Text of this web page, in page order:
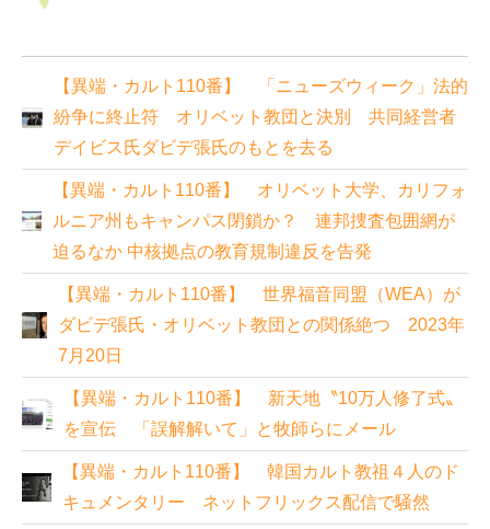
【異端・カルト110番】 「ニューズウィーク」法的
紛争に終止符 オリベット教団と決別 共同経営者
デイビス氏ダビデ張氏のもとを去る
【異端・カルト110番】 オリベット大学、カリフォ
ルニア州もキャンパス閉鎖か？ 連邦捜査包囲網が
迫るなか 中核拠点の教育規制違反を告発
【異端・カルト110番】 世界福音同盟（WEA）が
ダビデ張氏・オリベット教団との関係絶つ 2023年
7月20日
【異端・カルト110番】 新天地〝10万人修了式〟
を宣伝 「誤解解いて」と牧師らにメール
【異端・カルト110番】 韓国カルト教祖４人のド
キュメンタリー ネットフリックス配信で騒然